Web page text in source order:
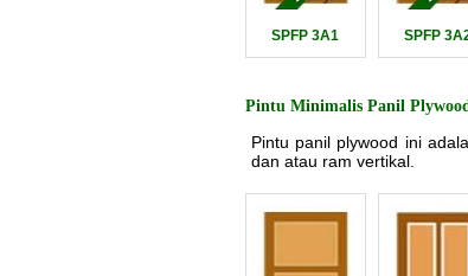
SPFP 3A1 SPFP
Pintu Minimalis Panil
Pintu panil plywood ini
dan atau ram vertikal.